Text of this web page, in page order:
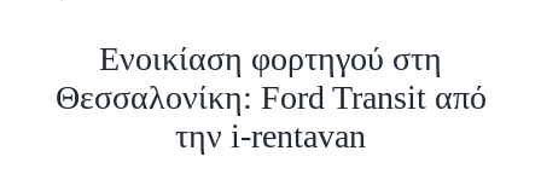
Ενοικίαση φορτηγού στη
Θεσσαλονίκη: Ford Transit από
την i-rentavan